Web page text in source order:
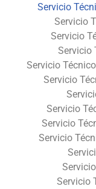
Servicio
Servicio
Servicio
Servicio
Servicio
Servicio
Servicio
Servicio
Servicio
Servicio